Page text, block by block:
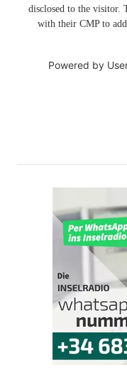
disclosed to the visitor.
with their CMP to
Powered by